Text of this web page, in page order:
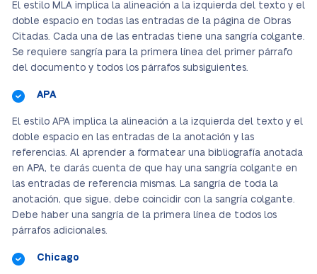
El estilo MLA implica la alineación a la izquierda del texto y el
doble espacio en todas las entradas de la página de Obras
Citadas. Cada una de las entradas tiene una sangría colgante.
Se requiere sangría para la primera línea del primer párrafo
del documento y todos los párrafos subsiguientes.
APA
El estilo APA implica la alineación a la izquierda del texto y el
doble espacio en las entradas de la anotación y las
referencias. Al aprender a formatear una bibliografía anotada
en APA, te darás cuenta de que hay una sangría colgante en
las entradas de referencia mismas. La sangría de toda la
anotación, que sigue, debe coincidir con la sangría colgante.
Debe haber una sangría de la primera línea de todos los
párrafos adicionales.
Chicago